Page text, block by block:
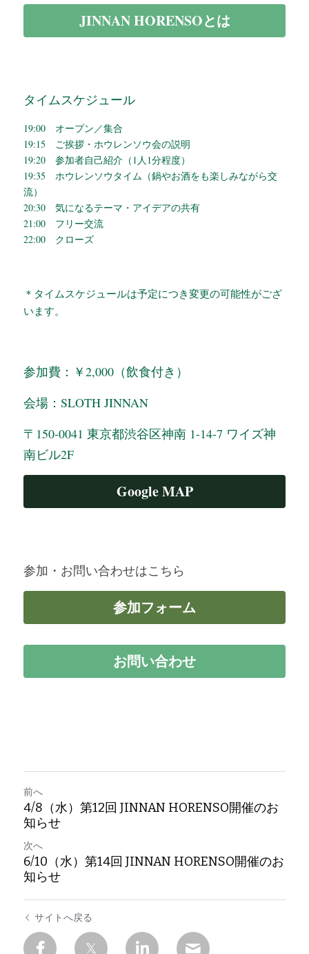
JINNAN HORENSOとは
タイムスケジュール
19:00　オープン／集合
19:15　ご挨拶・ホウレンソウ会の説明
19:20　参加者自己紹介（1人1分程度）
19:35　ホウレンソウタイム（鍋やお酒をも楽しみながら交
流）
20:30　気になるテーマ・アイデアの共有
21:00　フリー交流
22:00　クローズ
＊タイムスケジュールは予定につき変更の可能性がござ
います。
参加費：￥2,000（飲食付き）
会場：SLOTH JINNAN
〒150-0041 東京都渋谷区神南 1-14-7 ワイズ神
南ビル2F
Google MAP
参加・お問い合わせはこちら
参加フォーム
お問い合わせ
前へ
4/8（水）第12回 JINNAN HORENSO開催のお
知らせ
次へ
6/10（水）第14回 JINNAN HORENSO開催のお
知らせ
サイトへ戻る